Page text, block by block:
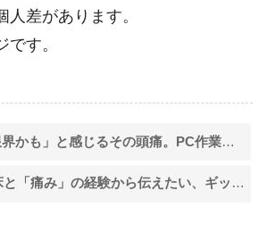
差があります。
す。
」と感じるその頭痛。PC作業と家事の合間に潜む、首の深層筋の悲鳴
み」の経験から伝えたい、ギックリ腰を最短で脱出する秘訣